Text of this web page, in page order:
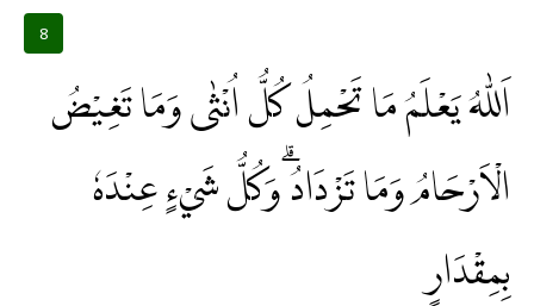
8
اَللّٰهُ يَعْلَمُ مَا تَحْمِلُ كُلُّ اُنْثٰى وَمَا تَغِيْضُ
الْاَرْحَامُ وَمَا تَزْدَادُ ۗوَكُلُّ شَيْءٍ عِنْدَهٗ
بِمِقْدَارٍ